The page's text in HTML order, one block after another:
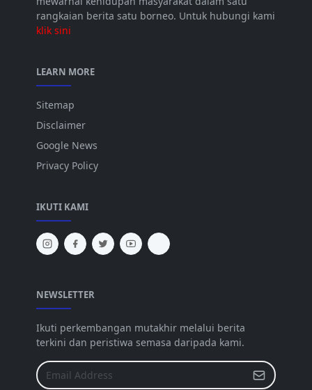
rangkaian berita satu borneo. Untuk hubungi kami
klik sini
LEARN MORE
Sitemap
Disclaimer
Google News
Privacy Policy
IKUTI KAMI
NEWSLETTER
Ikuti perkembangan mutakhir melalui berita
terkini dan peristiwa semasa daripada kami.